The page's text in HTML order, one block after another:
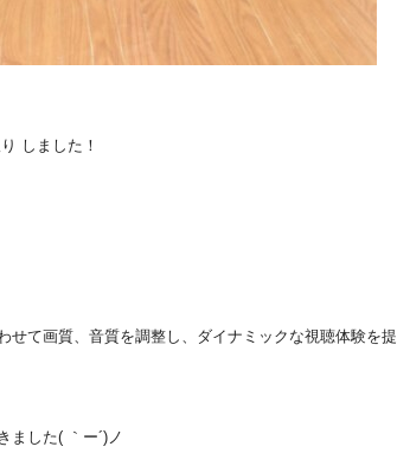
しました！
て画質、音質を調整し、ダイナミックな視聴体験を提
ました( ｀ー´)ノ